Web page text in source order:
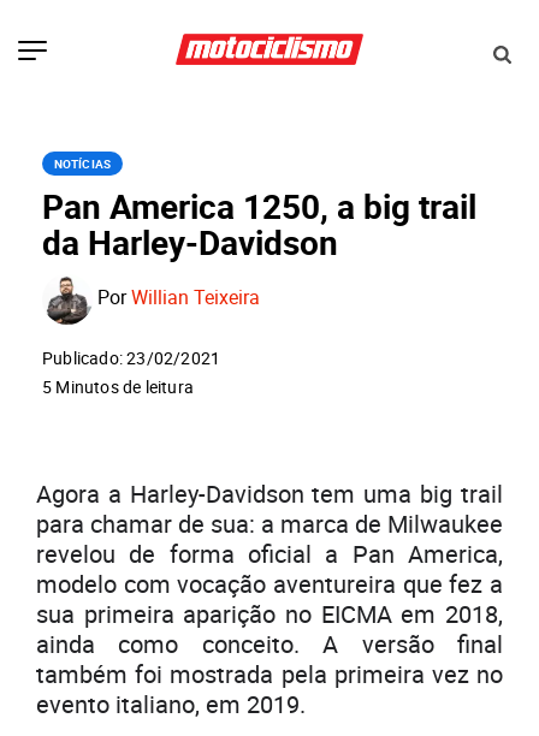
NOTÍCIAS
Pan America 1250, a big trail
da Harley-Davidson
PorWillian Teixeira
Publicado: 23/02/2021
5 Minutos de leitura
Agora a Harley-Davidson tem uma big trail
para chamar de sua: a marca de Milwaukee
revelou de forma oficial a Pan America,
modelo com vocação aventureira que fez a
sua primeira aparição no EICMA em 2018,
ainda como conceito. A versão final
também foi mostrada pela primeira vez no
evento italiano, em 2019.